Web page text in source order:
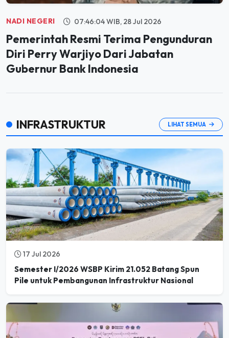
NADI NEGERI 07:46:04 WIB, 28 Jul 2026
Pemerintah Resmi Terima Pengunduran
Diri Perry Warjiyo Dari Jabatan
Gubernur Bank Indonesia
INFRASTRUKTUR LIHAT SEMUA
17 Jul 2026
Semester I/2026 WSBP Kirim 21.052 Batang Spun
Pile untuk Pembangunan Infrastruktur Nasional